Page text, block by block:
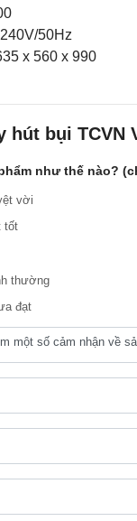
50Hz
x 560 x 990
hút bụi TCVN
như thế nào?
vời
tốt
thường
đạt